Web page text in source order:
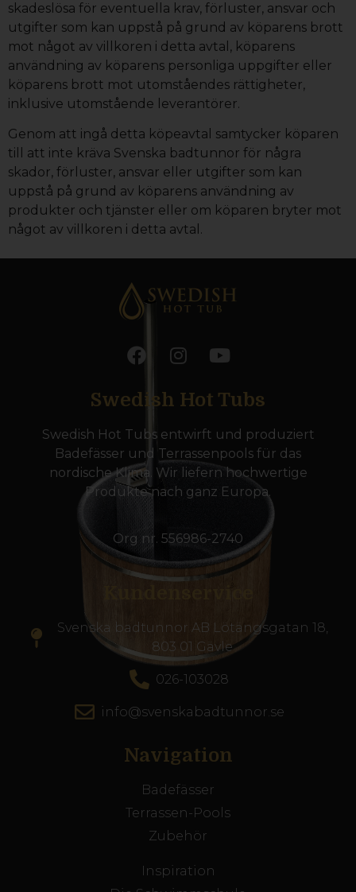
skadeslösa för eventuella krav, förluster, ansvar och
utgifter som kan uppstå på grund av köparens brott
mot något av villkoren i detta avtal, köparens
användning av köparens personliga uppgifter eller
köparens brott mot utomståendes rättigheter,
inklusive utomstående leverantörer.
Genom att ingå detta köpeavtal samtycker köparen
till att inte kräva Svenska badtunnor för några
skador, förluster, ansvar eller utgifter som kan
uppstå på grund av köparens användning av
produkter och tjänster eller om köparen bryter mot
något av villkoren i detta avtal.
Swedish Hot Tubs
Swedish Hot Tubs entwirft und produziert
Badefässer und Terrassenpools für das
nordische Klima. Wir liefern hochwertige
Produkte nach ganz Europa.
Org nr. 556986-2740
Svenska badtunnor AB Lötängsgatan 18,
803 01 Gävle
026-103028
info@svenskabadtunnor.se
Navigation
Badefässer
Terrassen-Pools
Zubehör
Inspiration